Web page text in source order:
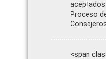
Proceso
<span